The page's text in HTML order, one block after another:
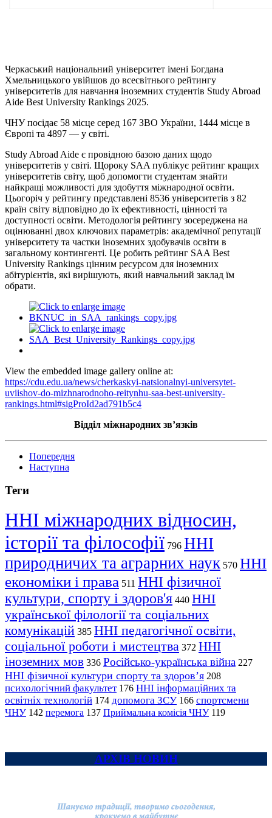
Черкаський національний університет імені Богдана
Хмельницького увійшов до всесвітнього рейтингу
університетів для навчання іноземних студентів Study Abroad
Aide Best University Rankings 2025.
ЧНУ посідає 58 місце серед 167 ЗВО України, 1444 місце в
Європі та 4897 — у світі.
Study Abroad Aide є провідною базою даних щодо
університетів у світі. Щороку SAA публікує рейтинг кращих
університетів світу, щоб допомогти студентам знайти
найкращі можливості для здобуття міжнародної освіти.
Цьогоріч у рейтингу представлені 8536 університетів з 82
країн світу відповідно до їх ефективності, цінності та
доступності освіти. Методологія рейтингу зосереджена на
оцінюванні двох ключових параметрів: академічної репутації
університету та частки іноземних здобувачів освіти в
загальному контингенті. Це робить рейтинг SAA Best
University Rankings цінним ресурсом для іноземних
абітурієнтів, які вирішують, який навчальний заклад їм
обрати.
View the embedded image gallery online at:
https://cdu.edu.ua/news/cherkaskyi-natsionalnyi-universytet-
uviishov-do-mizhnarodnoho-reitynhu-saa-best-university-
rankings.html#sigProId2ad791b5c4
Відділ міжнародних зв’язків
Попередня
Наступна
Теги
ННІ міжнародних відносин,
історії та філософії 796 ННІ
природничих та аграрних наук 570 ННІ
економіки і права 511 ННІ фізичної
культури, спорту і здоров'я 440 ННІ
української філології та соціальних
комунікацій 385 ННІ педагогічної освіти,
соціальної роботи і мистецтва 372 ННІ
іноземних мов 336 Російсько-українська війна 227
ННІ фізичної культури спорту та здоров’я 208
психологічний факультет 176 ННІ інформаційних та
освітніх технологій 174 допомога ЗСУ 166 спортсмени
ЧНУ 142 перемога 137 Приймальна комісія ЧНУ 119
АРХІВ НОВИН